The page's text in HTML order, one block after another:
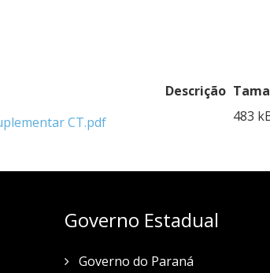
Descrição
CT.pdf
483
Governo Estadual
Governo do Paraná